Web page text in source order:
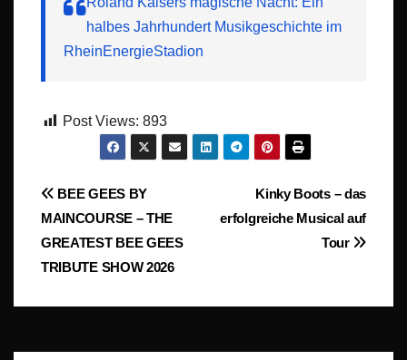
halbes Jahrhundert Musikgeschichte im
RheinEnergieStadion
Post Views: 893
BeitragsnavigationKinky Boots – das
erfolgreiche Musical auf
Tour
BEE GEES BY
MAINCOURSE – THE
GREATEST BEE GEES
TRIBUTE SHOW 2026